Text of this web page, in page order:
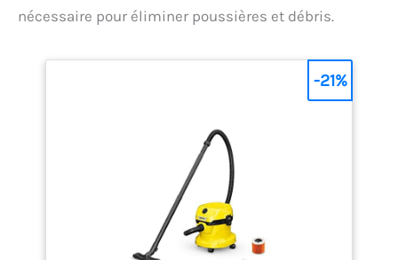
nécessaire pour éliminer poussières et débris.
-21%